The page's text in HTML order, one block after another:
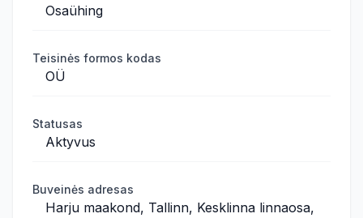
Osaühing
Teisinės formos kodas
OÜ
Statusas
Aktyvus
Buveinės adresas
Harju maakond, Tallinn, Kesklinna linnaosa,